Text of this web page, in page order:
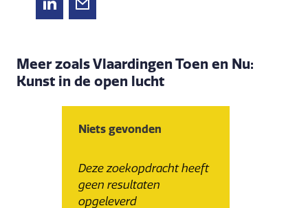
Meer zoals Vlaardingen Toen en Nu:
Kunst in de open lucht
Niets gevonden
Deze zoekopdracht heeft
geen resultaten
opgeleverd